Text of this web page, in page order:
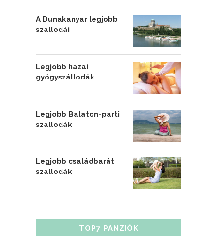
A Dunakanyar legjobb
szállodái
Legjobb hazai
gyógyszállodák
Legjobb Balaton-parti
szállodák
Legjobb családbarát
szállodák
TOP7 PANZIÓK